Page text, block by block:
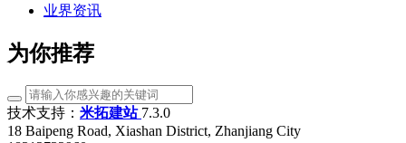
业界资讯
为你推荐
技术支持： 米拓建站 7.3.0
18 Baipeng Road, Xiashan District, Zhanjiang City